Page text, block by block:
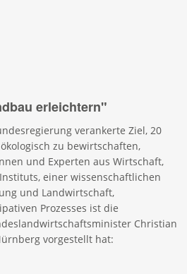
erleichtern"
verankerte Ziel, 20
zu bewirtschaften,
und Experten aus Wirtschaft,
einer wissenschaftlichen
und Landwirtschaft,
Prozesses ist die
Christian
vorgestellt hat: